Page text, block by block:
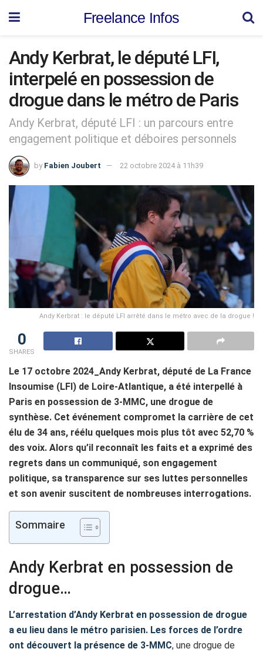
Freelance Infos
Andy Kerbrat, le député LFI,
interpelé en possession de
drogue dans le métro de Paris
Andy Kerbrat, député LFI : un parcours entre
engagement politique et déboires personnels
by Fabien Joubert 22 octobre 2024 à 11h39
Andy Kerbrat : le député LFI arrêté dans le métro avec de la drogue !
0
SHARES
Le 17 octobre 2024_Andy Kerbrat, député de La France
Insoumise (LFI) de Loire-Atlantique, a été interpellé à
Paris en possession de 3-MMC, une drogue de
synthèse. Cet événement compromet la carrière de cet
élu de 34 ans, réélu quelques mois plus tôt avec 52,70 %
des voix. Alors qu’il reconnaît les faits et a exprimé des
regrets dans un communiqué, son engagement
politique, sa transparence sur ses luttes personnelles
et son avenir suscitent de nombreuses interrogations.
Sommaire
Andy Kerbrat en possession de
drogue…
L’arrestation d’Andy Kerbrat en possession de drogue
a eu lieu dans le métro parisien. Les forces de l’ordre
ont découvert la présence de 3-MMC, une drogue de